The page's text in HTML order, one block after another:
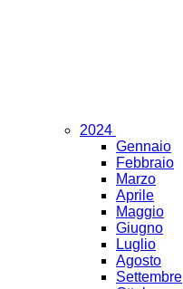
2024
Gennaio
Febbraio
Marzo
Aprile
Maggio
Giugno
Luglio
Agosto
Settembre